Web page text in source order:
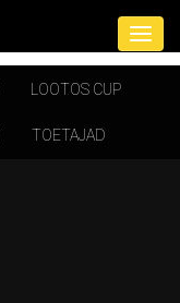
LOOTOS CUP
TOETAJAD